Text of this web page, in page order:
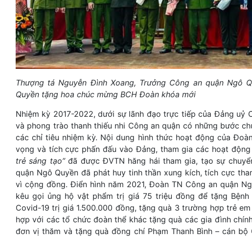
Thượng tá Nguyễn Đình Xoang, Trưởng Công an quận Ngô
Quyền tặng hoa chúc mừng BCH Đoàn khóa mới
Nhiệm kỳ 2017-2022, dưới sự lãnh đạo trực tiếp của Đảng uỷ
và phong trào thanh thiếu nhi Công an quận có những bước
các chỉ tiêu nhiệm kỳ. Nội dung hình thức hoạt động của
vọng và tích cực phấn đấu vào Đảng, tham gia các hoạt
trẻ sáng tạo”đã được ĐVTN hăng hái tham gia, tạo sự
quận Ngô Quyền đã phát huy tinh thần xung kích, tích cực
vì cộng đồng. Điển hình năm 2021, Đoàn TN Công an quận
kêu gọi ủng hộ vật phẩm trị giá 75 triệu đồng để tặng
Covid-19 trị giá 1.500.000 đồng, tặng quà 3 trường hợp trẻ
hợp với các tổ chức đoàn thể khác tặng quà các gia đình
đơn vị thăm và tặng quà đồng chí Phạm Thanh Bình – cán